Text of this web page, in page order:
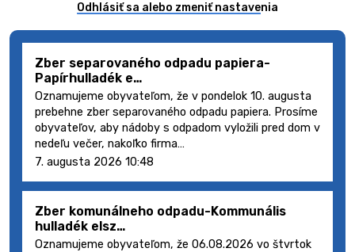
Odhlásiť sa alebo zmeniť nastavenia
Zber separovaného odpadu papiera-
Papírhulladék e…
Oznamujeme obyvateľom, že v pondelok 10. augusta
prebehne zber separovaného odpadu papiera. Prosíme
obyvateľov, aby nádoby s odpadom vyložili pred dom v
nedeľu večer, nakoľko firma…
7. augusta 2026 10:48
Zber komunálneho odpadu-Kommunális
hulladék elsz…
Oznamujeme obyvateľom, že 06.08.2026 vo štvrtok